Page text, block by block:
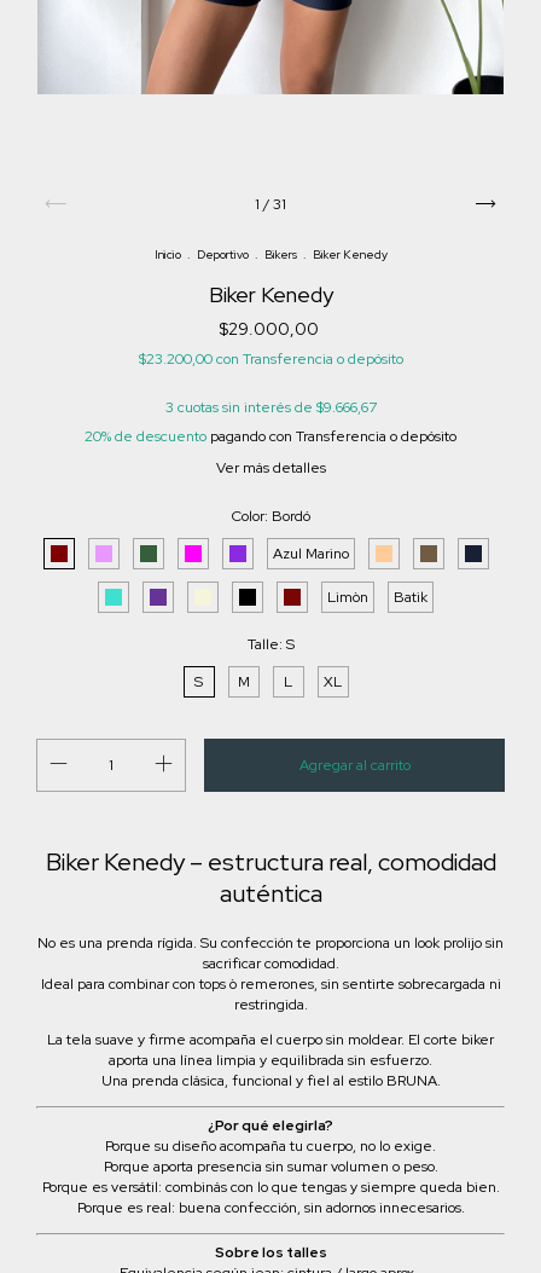
1 /31
Inicio . Deportivo . Bikers . Biker Kenedy
Biker Kenedy
$29.000,00
$23.200,00con Transferencia o depósito
3 cuotas sin interés de $9.666,67
20% de descuento pagando con Transferencia o depósito
Ver más detalles
Color: Bordó
Azul Marino
Limòn Batik
Talle: S
S
M L XL
Biker Kenedy – estructura real, comodidad
auténtica
No es una prenda rígida. Su confección te proporciona un look prolijo sin
sacrificar comodidad.
Ideal para combinar con tops ò remerones, sin sentirte sobrecargada ni
restringida.
La tela suave y firme acompaña el cuerpo sin moldear. El corte biker
aporta una línea limpia y equilibrada sin esfuerzo.
Una prenda clásica, funcional y fiel al estilo BRUNA.
¿Por qué elegirla?
Porque su diseño acompaña tu cuerpo, no lo exige.
Porque aporta presencia sin sumar volumen o peso.
Porque es versátil: combinás con lo que tengas y siempre queda bien.
Porque es real: buena confección, sin adornos innecesarios.
Sobre los talles